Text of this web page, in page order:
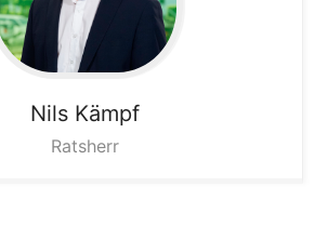
Nils Kämpf
Ratsherr